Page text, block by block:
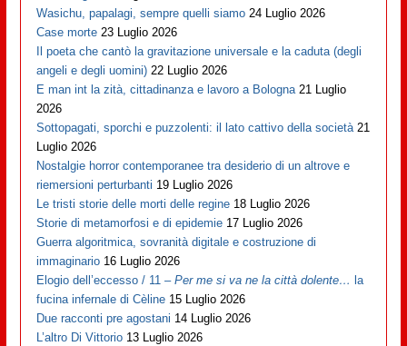
Wasichu, papalagi, sempre quelli siamo 24 Luglio 2026
Case morte 23 Luglio 2026
Il poeta che cantò la gravitazione universale e la caduta (degli
angeli e degli uomini) 22 Luglio 2026
E man int la zità, cittadinanza e lavoro a Bologna 21 Luglio
2026
Sottopagati, sporchi e puzzolenti: il lato cattivo della società 21
Luglio 2026
Nostalgie horror contemporanee tra desiderio di un altrove e
riemersioni perturbanti 19 Luglio 2026
Le tristi storie delle morti delle regine 18 Luglio 2026
Storie di metamorfosi e di epidemie 17 Luglio 2026
Guerra algoritmica, sovranità digitale e costruzione di
immaginario 16 Luglio 2026
Elogio dell’eccesso / 11 –Per me si va ne la città dolente… la
fucina infernale di Cèline 15 Luglio 2026
Due racconti pre agostani 14 Luglio 2026
L’altro Di Vittorio 13 Luglio 2026